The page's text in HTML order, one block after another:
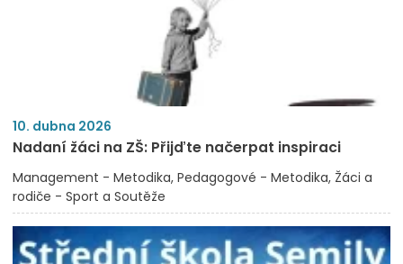
10. dubna 2026
Nadaní žáci na ZŠ: Přijďte načerpat inspiraci
Management - Metodika Pedagogové - Metodika Žáci a
rodiče - Sport a Soutěže